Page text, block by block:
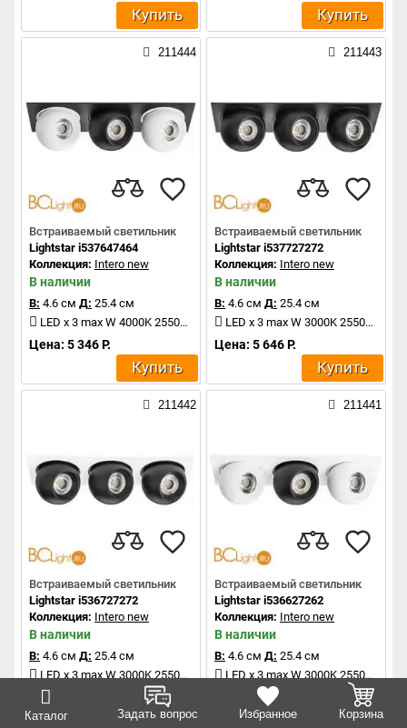
Каталог Задать вопрос Избранное Корзина
Купить Купить
211444
Встраиваемый светильник
Lightstar i537647464
Коллекция: Intero new
В наличии
В: 4.6 см Д: 25.4 см
LED x 3 max W 4000K 2550Lm
Цена: 5 346 Р.
Купить
211443
Встраиваемый светильник
Lightstar i537727272
Коллекция: Intero new
В наличии
В: 4.6 см Д: 25.4 см
LED x 3 max W 3000K 2550Lm
Цена: 5 646 Р.
Купить
211442
Встраиваемый светильник
Lightstar i536727272
Коллекция: Intero new
В наличии
В: 4.6 см Д: 25.4 см
LED x 3 max W 3000K 2550Lm
Купить
211441
Встраиваемый светильник
Lightstar i536627262
Коллекция: Intero new
В наличии
В: 4.6 см Д: 25.4 см
LED x 3 max W 3000K 2550Lm
Цена: 5 646 Р.
Купить